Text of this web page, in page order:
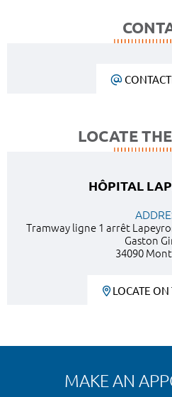
LOCATE
HÔPITAL
Tramway ligne 1 arrêt
Gaston
34090
LOCATE
MAKE AN